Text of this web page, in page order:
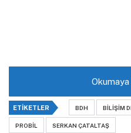
ETIKETLER BDH BILIŞIM
PROBIL SERKAN ÇATALTAŞ